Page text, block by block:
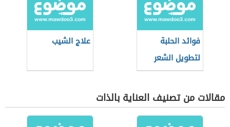
فوائد الحلبة
لتطويل الشعر
علاج الشيب
مقالات من تصنيف العناية بالذات